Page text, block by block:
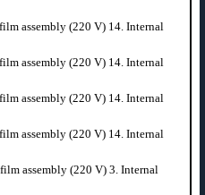
assembly (220 V) 14. Internal
assembly (220 V) 14. Internal
assembly (220 V) 14. Internal
assembly (220 V) 14. Internal
assembly (220 V) 3. Internal